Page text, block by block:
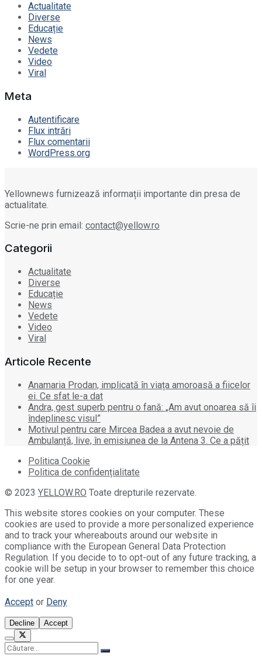
Actualitate
Diverse
Educație
News
Vedete
Video
Viral
Meta
Autentificare
Flux intrări
Flux comentarii
WordPress.org
Yellownews furnizează informații importante din presa de
actualitate.
Scrie-ne prin email: contact@yellow.ro
Categorii
Actualitate
Diverse
Educație
News
Vedete
Video
Viral
Articole Recente
Anamaria Prodan, implicată în viața amoroasă a fiicelor
ei. Ce sfat le-a dat
Andra, gest superb pentru o fană: „Am avut onoarea să îi
îndeplinesc visul”
Motivul pentru care Mircea Badea a avut nevoie de
Ambulanță, live, în emisiunea de la Antena 3. Ce a pățit
Politica Cookie
Politica de confidențialitate
© 2023 YELLOW.RO Toate drepturile rezervate.
This website stores cookies on your computer. These
cookies are used to provide a more personalized experience
and to track your whereabouts around our website in
compliance with the European General Data Protection
Regulation. If you decide to to opt-out of any future tracking, a
cookie will be setup in your browser to remember this choice
for one year.
Accept or Deny
Decline Accept